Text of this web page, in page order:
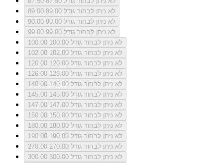
89.00
לא ניתן לבחור גודל 89.00
90.00
לא ניתן לבחור גודל 90.00
99.00
לא ניתן לבחור גודל 99.00
100.00
לא ניתן לבחור גודל 100.00
102.00
לא ניתן לבחור גודל 102.00
120.00
לא ניתן לבחור גודל 120.00
126.00
לא ניתן לבחור גודל 126.00
140.00
לא ניתן לבחור גודל 140.00
145.00
לא ניתן לבחור גודל 145.00
147.00
לא ניתן לבחור גודל 147.00
150.00
לא ניתן לבחור גודל 150.00
180.00
לא ניתן לבחור גודל 180.00
190.00
לא ניתן לבחור גודל 190.00
270.00
לא ניתן לבחור גודל 270.00
300.00
לא ניתן לבחור גודל 300.00